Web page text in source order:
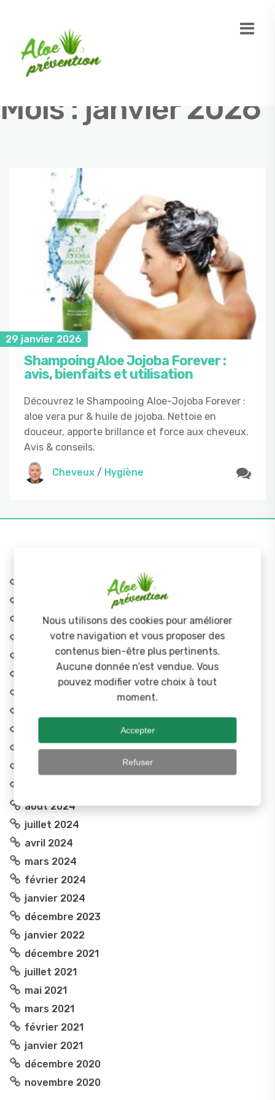
Mois : janvier 2026
29 janvier 2026
Shampoing Aloe Jojoba Forever :
avis, bienfaits et utilisation
Découvrez le Shampooing Aloe-Jojoba Forever :
aloe vera pur & huile de jojoba. Nettoie en
douceur, apporte brillance et force aux cheveux.
Avis & conseils.
Cheveux / Hygiène
décembre 2025
novembre 2025
septembre 2025
août 2025
avril 2025
août 2024
juillet 2024
avril 2024
mars 2024
février 2024
janvier 2024
décembre 2023
janvier 2022
décembre 2021
juillet 2021
mai 2021
mars 2021
février 2021
janvier 2021
décembre 2020
novembre 2020
Nous utilisons des cookies pour améliorer
votre navigation et vous proposer des
contenus bien-être plus pertinents.
Aucune donnée n’est vendue. Vous
pouvez modifier votre choix à tout
moment.
Accepter
Refuser